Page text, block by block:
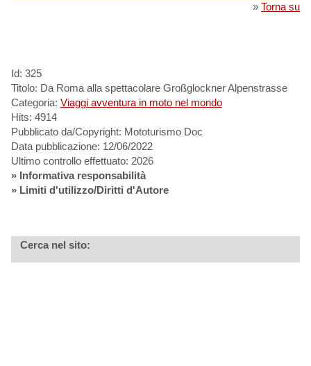
»Torna su
Id: 325
Titolo: Da Roma alla spettacolare Großglockner Alpenstrasse
Categoria: Viaggi avventura in moto nel mondo
Hits: 4914
Pubblicato da/Copyright: Mototurismo Doc
Data pubblicazione: 12/06/2022
Ultimo controllo effettuato: 2026
» Informativa responsabilità
» Limiti d'utilizzo/Diritti d'Autore
Cerca nel sito: